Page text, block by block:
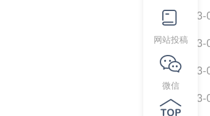
2023-
2023-
网站投稿
微信